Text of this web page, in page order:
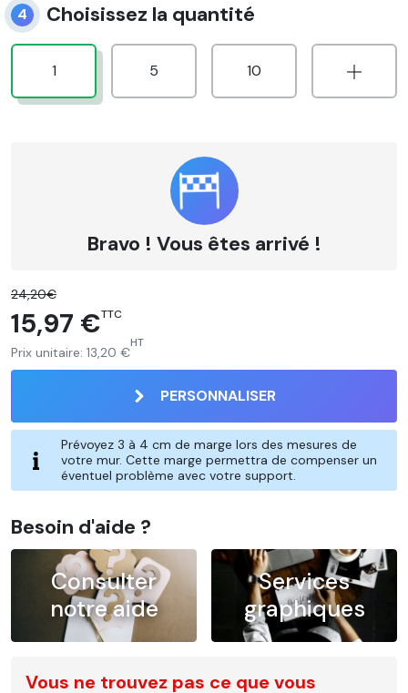
4 Choisissez la quantité
1 5 10
Bravo ! Vous êtes arrivé !
24,20€
15,97 €TTC
Prix unitaire: 13,20 €
HT
PERSONNALISER
Prévoyez 3 à 4 cm de marge lors des mesures de
votre mur. Cette marge permettra de compenser un
éventuel problème avec votre support.
Besoin d'aide ?
Consulter
notre aide
Services
graphiques
Vous ne trouvez pas ce que vous